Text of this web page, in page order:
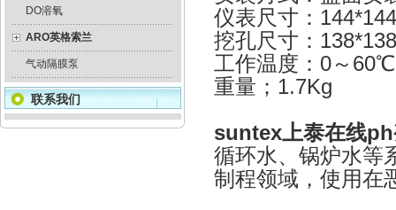
DO溶氧
ARO英格索兰
气动隔膜泵
联系我们
仪表尺寸：
挖孔尺寸：
工作温度：0～60℃
重量；1.7Kg
suntex上泰在线
循环水、锅炉水等
制程领域，使用在